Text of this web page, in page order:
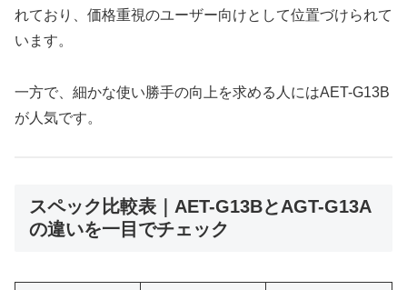
れており、価格重視のユーザー向けとして位置づけられて
います。
一方で、細かな使い勝手の向上を求める人にはAET-G13B
が人気です。
スペック比較表｜AET-G13BとAGT-G13A
の違いを一目でチェック